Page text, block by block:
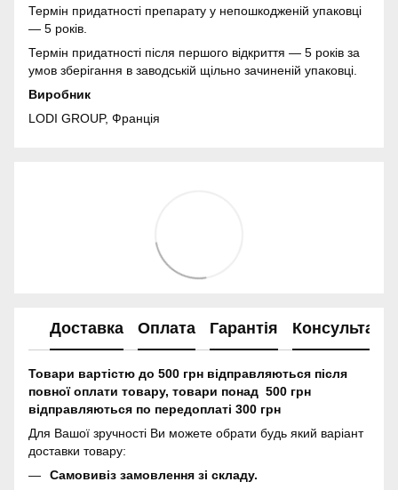
Термін придатності препарату у непошкодженій упаковці
— 5 років.
Термін придатності після першого відкриття — 5 років за
умов зберігання в заводській щільно зачиненій упаковці.
Виробник
LODI GROUP, Франція
Доставка Оплата Гарантія Консультація
Товари вартістю до 500 грн відправляються після
повної оплати товару, товари понад 500 грн
відправляються по передоплаті 300 грн
Для Вашої зручності Ви можете обрати будь який варіант
доставки товару:
Самовивіз замовлення зі складу.